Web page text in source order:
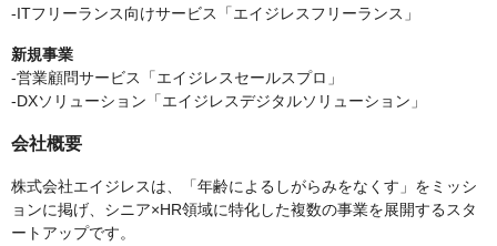
-ITフリーランス向けサービス「エイジレスフリーランス」
新規事業
-営業顧問サービス「エイジレスセールスプロ」
-DXソリューション「エイジレスデジタルソリューション」
会社概要
株式会社エイジレスは、「年齢によるしがらみをなくす」をミッシ
ョンに掲げ、シニア×HR領域に特化した複数の事業を展開するスタ
ートアップです。